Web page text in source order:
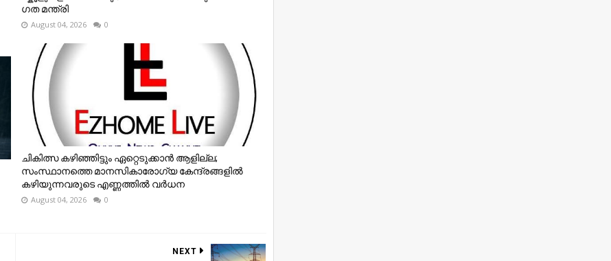
ഗത മന്ത്രി
August 04, 2026 0
ചികിത്സ കഴിഞ്ഞിട്ടും ഏറ്റെടുക്കാൻ ആളില്ല;
സംസ്ഥാനത്തെ മാനസികാരോഗ്യ കേന്ദ്രങ്ങളിൽ
കഴിയുന്നവരുടെ എണ്ണത്തിൽ വർധന
August 04, 2026 0
NEXT